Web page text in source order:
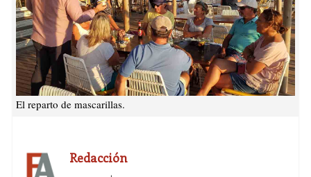
El reparto de mascarillas.
Redacción